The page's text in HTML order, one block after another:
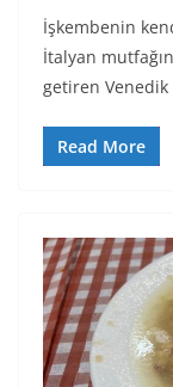
İşkembenin
İtalyan
getiren
Read More